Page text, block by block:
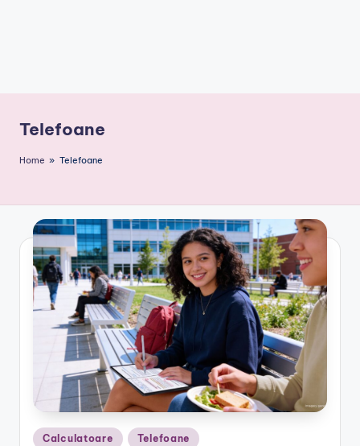
Telefoane
Home » Telefoane
Posted
Calculatoare Telefoane